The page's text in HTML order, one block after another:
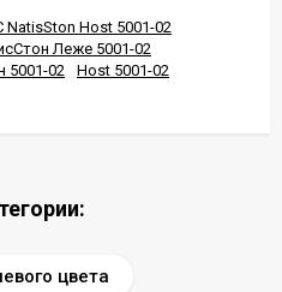
NatisSton Host 5001-02
Леже 5001-02
5001-02 Host 5001-02
цвета